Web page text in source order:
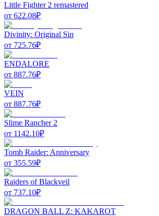
Little Fighter 2 remastered
от 622.08₽
Divinity: Original Sin
от 725.76₽
ENDALORE
от 887.76₽
VEIN
от 887.76₽
Slime Rancher 2
от 1142.10₽
Tomb Raider: Anniversary
от 355.59₽
Raiders of Blackveil
от 737.10₽
DRAGON BALL Z: KAKAROT